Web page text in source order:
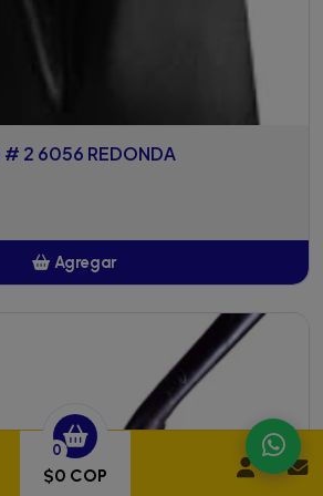
0
$0 COP
# 2 6056 REDONDA
Agregar